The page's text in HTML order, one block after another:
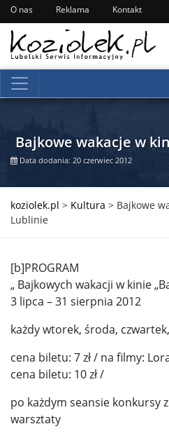
O nas Reklama Kontakt
Bajkowe wakacje w
Data dodania: 20 czerwiec 2012
koziolek.pl > Kultura > Bajkowe
Lublinie
[b]PROGRAM
„ Bajkowych wakacji w kinie
3 lipca – 31 sierpnia 2012
każdy wtorek, środa,
cena biletu: 7 zł / na filmy:
cena biletu: 10 zł /
po każdym seansie konkursy
warsztaty